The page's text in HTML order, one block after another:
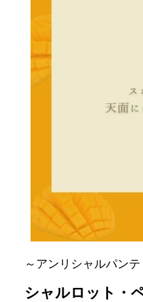
～アンリシャルパンテ
シャルロット・